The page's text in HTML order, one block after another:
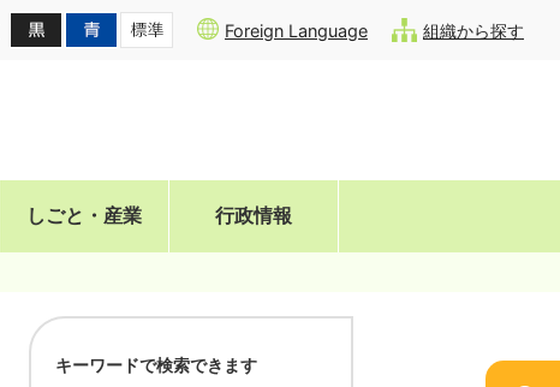
Foreign Language 組織から探す
しごと・産業 行政情報
キーワードで検索できます